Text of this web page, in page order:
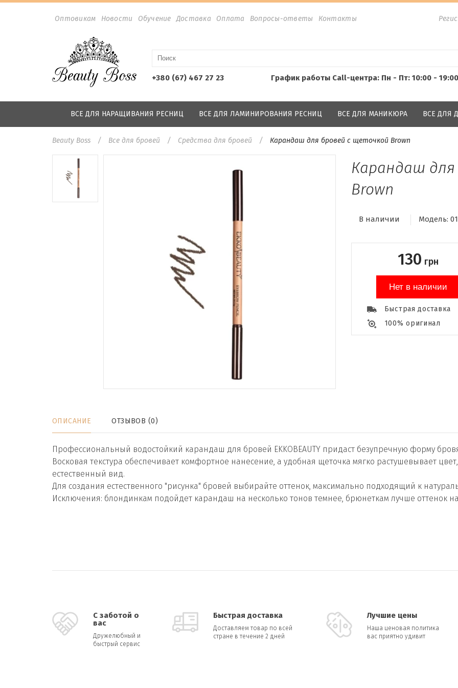
Оптовикам Новости Обучение Доставка Оплата Вопросы-ответы Контакты
+380 (67) 467 27 23 График работы Call-центра: Пн - Пт: 10:00 -
ВСЕ ДЛЯ НАРАЩИВАНИЯ РЕСНИЦ ВСЕ ДЛЯ ЛАМИНИРОВАНИЯ РЕСНИЦ ВСЕ ДЛЯ МАНИКЮРА ВСЕ ДЛЯ
Beauty Boss Все для бровей Средства для бровей Карандаш для бровей с щеточкой Brown
Карандаш
Brown
В наличии Модель:
130 грн
Нет в наличии
Быстрая доставка
100% оригинал
ОПИСАНИЕ ОТЗЫВОВ (0)
Профессиональный водостойкий карандаш для бровей EKKOBEAUTY придаст безупречную форму
Восковая текстура обеспечивает комфортное нанесение, а удобная щеточка мягко растушевывает
естественный вид.
Для создания естественного "рисунка" бровей выбирайте оттенок, максимально подходящий к
Исключения: блондинкам подойдет карандаш на несколько тонов темнее, брюнеткам лучше оттенок на
С заботой о
вас
Дружелюбный и
быстрый сервис
Быстрая доставка
Доставляем товар по всей
стране в течение 2 дней
Лучшие цены
Наша ценовая политика
вас приятно удивит